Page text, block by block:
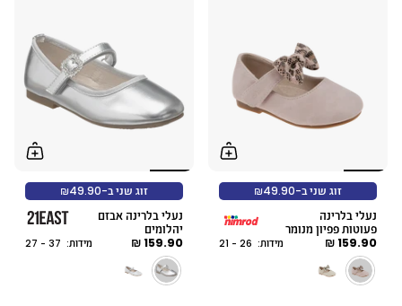
זוג שני ב-₪49.90
נעלי בלרינה
פעוטות פפיון מנומר
159.90 ₪
מידות: 26 - 21
זוג שני ב-₪49.90
נעלי בלרינה אבזם
יהלומים
159.90 ₪
מידות: 37 - 27